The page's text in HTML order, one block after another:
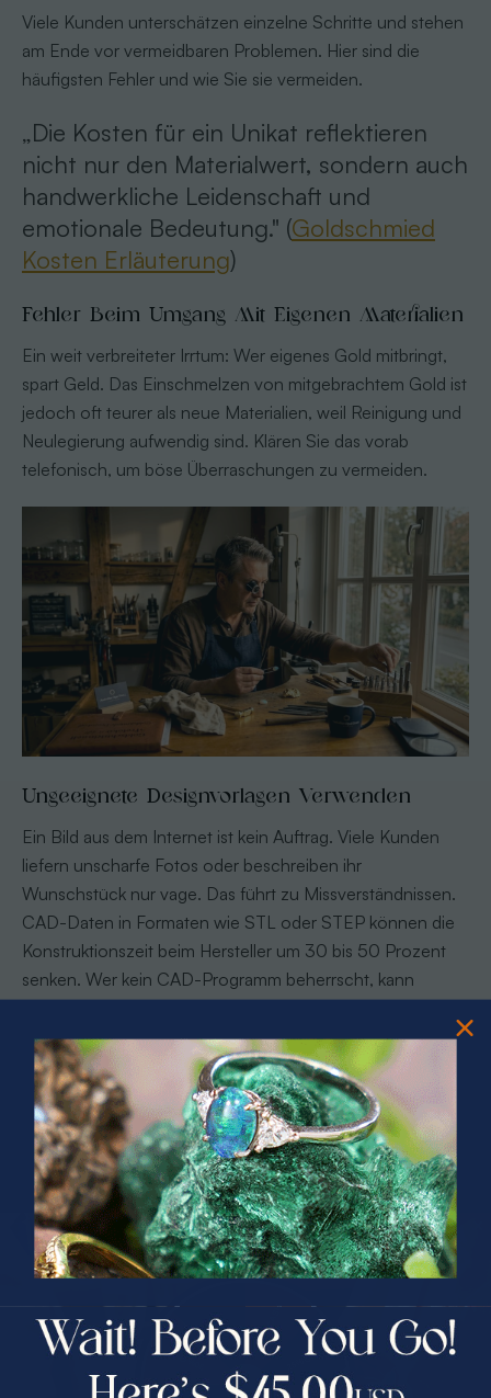
Viele Kunden unterschätzen einzelne Schritte und stehen
am Ende vor vermeidbaren Problemen. Hier sind die
häufigsten Fehler und wie Sie sie vermeiden.
„Die Kosten für ein Unikat reflektieren
nicht nur den Materialwert, sondern auch
handwerkliche Leidenschaft und
emotionale Bedeutung." (Goldschmied
Kosten Erläuterung)
Fehler Beim Umgang Mit Eigenen Materialien
Ein weit verbreiteter Irrtum: Wer eigenes Gold mitbringt,
spart Geld. Das Einschmelzen von mitgebrachtem Gold ist
jedoch oft teurer als neue Materialien, weil Reinigung und
Neulegierung aufwendig sind. Klären Sie das vorab
telefonisch, um böse Überraschungen zu vermeiden.
Ungeeignete Designvorlagen Verwenden
Ein Bild aus dem Internet ist kein Auftrag. Viele Kunden
liefern unscharfe Fotos oder beschreiben ihr
Wunschstück nur vage. Das führt zu Missverständnissen.
CAD-Daten in Formaten wie STL oder STEP können die
Konstruktionszeit beim Hersteller um 30 bis 50 Prozent
senken. Wer kein CAD-Programm beherrscht, kann
zumindest eine saubere Handskizze mit Maßangaben
liefern.
Profi-Tipp: Fotografieren Sie Referenzstücke aus
verschiedenen Winkeln. Ein Schmuckstück aus der
Seitenansicht sieht oft völlig anders aus als von vorne. Beide
Ansichten helfen dem Goldschmied, das Design korrekt
umzusetzen.
Häufige Fehler im Überblick:
Zeitrahmen zu knapp kalkulieren und unter Druck
geraten
Keine schriftliche Auftragsbestätigung anfordern
Feedback zu allgemein formulieren (“gefällt mir nicht”)
PRIZES OF UNSPEAKABLE VALUE!
SPIN TO WIN
$75.00 CASH
25% Off
30% Off
40% Off